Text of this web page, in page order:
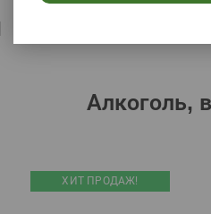
Алкоголь,
ХИТ ПРОДАЖ!